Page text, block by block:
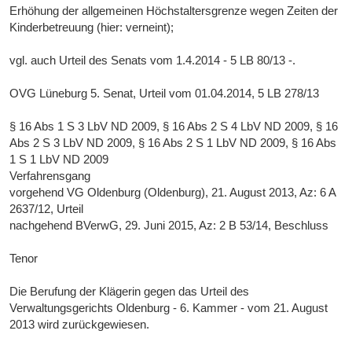
Erhöhung der allgemeinen Höchstaltersgrenze wegen Zeiten der
Kinderbetreuung (hier: verneint);
vgl. auch Urteil des Senats vom 1.4.2014 - 5 LB 80/13 -.
OVG Lüneburg 5. Senat, Urteil vom 01.04.2014, 5 LB 278/13
§ 16 Abs 1 S 3 LbV ND 2009, § 16 Abs 2 S 4 LbV ND 2009, § 16
Abs 2 S 3 LbV ND 2009, § 16 Abs 2 S 1 LbV ND 2009, § 16 Abs
1 S 1 LbV ND 2009
Verfahrensgang
vorgehend VG Oldenburg (Oldenburg), 21. August 2013, Az: 6 A
2637/12, Urteil
nachgehend BVerwG, 29. Juni 2015, Az: 2 B 53/14, Beschluss
Tenor
Die Berufung der Klägerin gegen das Urteil des
Verwaltungsgerichts Oldenburg - 6. Kammer - vom 21. August
2013 wird zurückgewiesen.